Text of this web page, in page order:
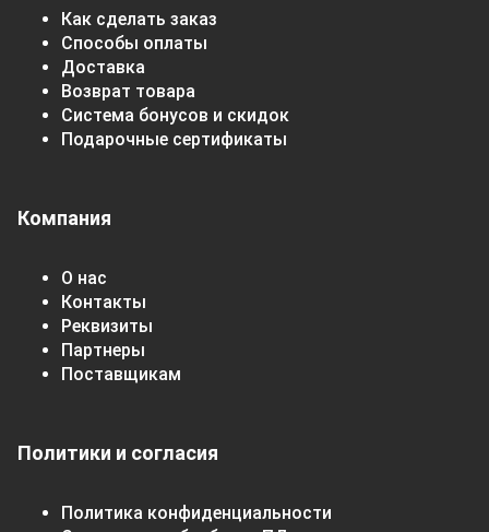
Как сделать заказ
Способы оплаты
Доставка
Возврат товара
Система бонусов и скидок
Подарочные сертификаты
Компания
О нас
Контакты
Реквизиты
Партнеры
Поставщикам
Политики и согласия
Политика конфиденциальности